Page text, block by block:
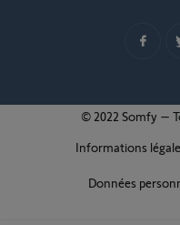
© 2022 Somfy –
Informations
Données